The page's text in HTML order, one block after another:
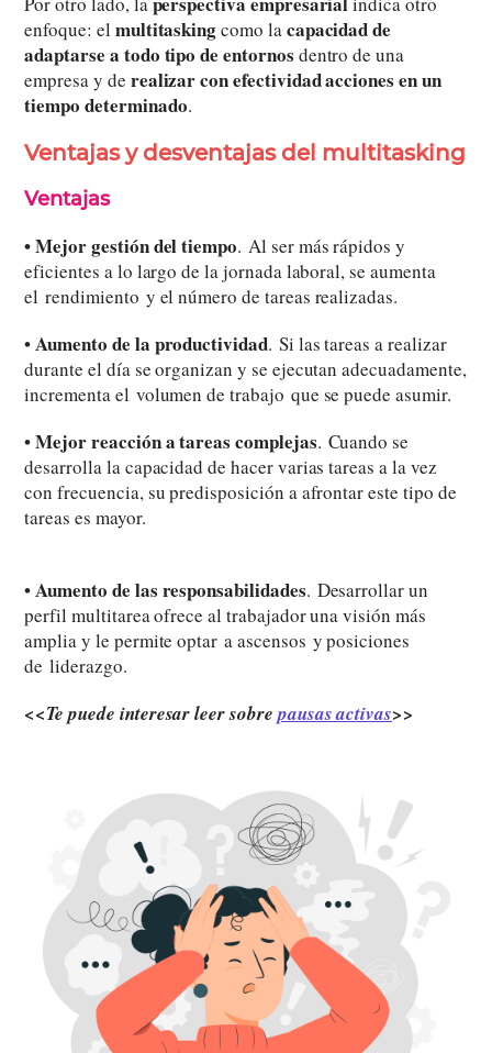
enfoque: el multitaskingcomo lacapacidad de
adaptarse a todo tipo de entornos dentro de una
empresa y de realizar con efectividad acciones en un
tiempo determinado.
Ventajas y desventajas del multitasking
Ventajas
• Mejor gestión del tiempo. Al ser más rápidos y
eficientes a lo largo de la jornada laboral, se aumenta
el rendimiento y el número de tareas realizadas.
•Aumento de la productividad. Si las tareas a realizar
durante el día se organizan y se ejecutan adecuadamente,
incrementa el volumen de trabajo que se puede asumir.
•Mejor reacción a tareas complejas. Cuando se
desarrolla la capacidad de hacer varias tareas a la vez
con frecuencia, su predisposición a afrontar este tipo de
tareas es mayor.
•Aumento de las responsabilidades. Desarrollar un
perfil multitarea ofrece al trabajador una visión más
amplia y le permite optar a ascensos y posiciones
de liderazgo.
<<Te puede interesar leer sobrepausas activas>>